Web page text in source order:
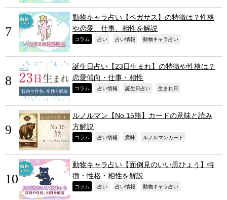
動物キャラ占い【ペガサス】の特徴は？性格
や恋愛、仕事、相性を解説
コラム 占い 占い情報 動物キャラ占い
誕生日占い【23日生まれ】の特徴や性格は？
恋愛傾向・仕事・相性
コラム 占い情報 誕生日占い 生まれ日
ルノルマン【No.15熊】カードの意味と読み
方解説
コラム 占い情報 意味 ルノルマンカード
動物キャラ占い【面倒見のいい黒ひょう】特
徴・性格・相性を解説
コラム 占い 占い情報 動物キャラ占い